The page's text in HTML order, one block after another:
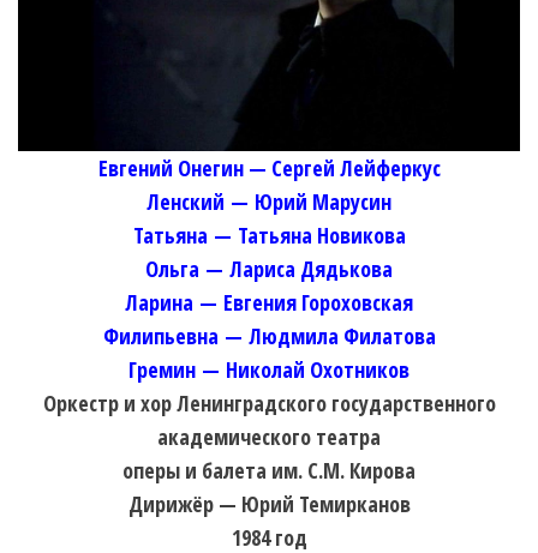
Евгений Онегин — Сергей Лейферкус
Ленский — Юрий Марусин
Татьяна — Татьяна Новикова
Ольга — Лариса Дядькова
Ларина — Евгения Гороховская
Филипьевна — Людмила Филатова
Гремин — Николай Охотников
Оркестр и хор Ленинградского государственного
академического театра
оперы и балета им. С.М. Кирова
Дирижёр — Юрий Темирканов
1984 год